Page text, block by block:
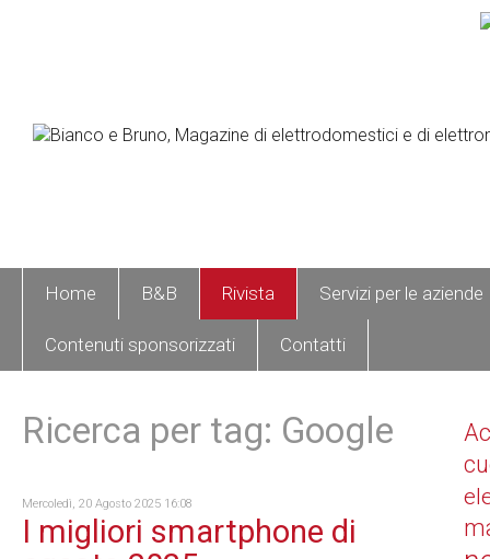
Home B&B Rivista Servizi per le aziende
Contenuti sponsorizzati Contatti
Ricerca per tag: Google
Mercoledì, 20 Agosto 2025 16:08
I migliori smartphone di